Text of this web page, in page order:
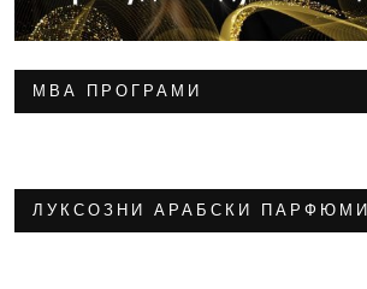
МВА ПРОГРАМИ
ЛУКСОЗНИ АРАБСКИ ПАРФЮМИ